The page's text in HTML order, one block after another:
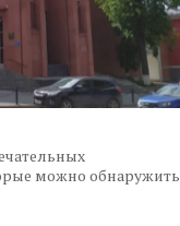
можно обнаружить